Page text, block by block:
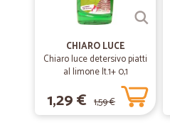
CHIARO LUCE
Chiaro luce detersivo piatti
al limone lt.1+ 0,1
1,29 € 1,59 €